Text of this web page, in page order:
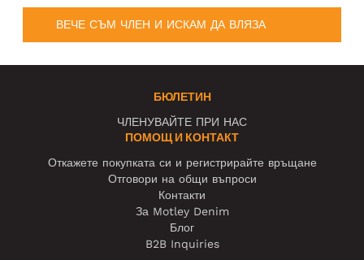
ВЕЧЕ СЪМ ЧЛЕН И ИСКАМ ДА ВЛЯЗА
БЮЛЕТИН
ЧЛЕНУВАЙТЕ ПРИ НАС
ПОМОЩ И КОНТАКТ
Откажете покупката си и регистрирайте връщане
Отговори на общи въпроси
Контакти
За Motley Denim
Блог
B2B Inquiries